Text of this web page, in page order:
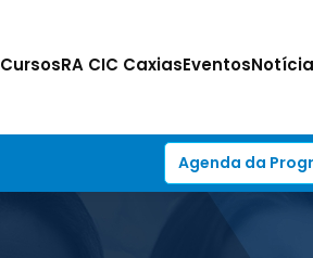
CursosRA CIC CaxiasEventos
Agenda da